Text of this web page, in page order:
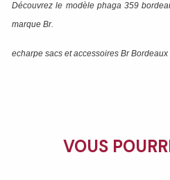
Découvrez le modèle phaga 359
marque Br.
echarpe sacs et accessoires Br Bordeaux
VOUS